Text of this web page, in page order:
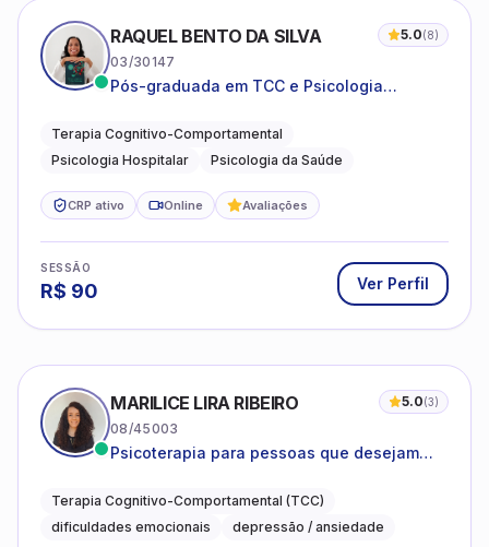
RAQUEL BENTO DA SILVA 5.0(8)
03/30147
Pós-graduada em TCC e Psicologia
Terapia Cognitivo-Comportamental
Psicologia Hospitalar
Psicologia da Saúde
CRP ativo Online Avaliações
SESSÃO
R$ 90 Ver Perfil
MARILICE LIRA RIBEIRO 5.0(3)
08/45003
Psicoterapia para pessoas que desejam
dificuldades do dia a dia
Terapia Cognitivo-Comportamental (TCC)
dificuldades emocionais
depressão / ansiedade